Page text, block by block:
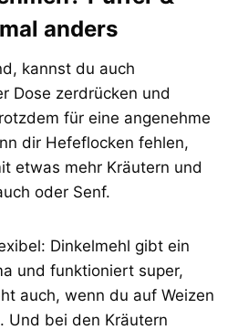
anders
kannst du auch
Dose zerdrücken und
für eine angenehme
dir Hefeflocken fehlen,
etwas mehr Kräutern und
oder Senf.
Dinkelmehl gibt ein
und funktioniert super,
auch, wenn du auf Weizen
Und bei den Kräutern